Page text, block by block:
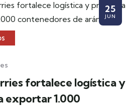
25
JUN
fortalece logística y
exportar 1.000